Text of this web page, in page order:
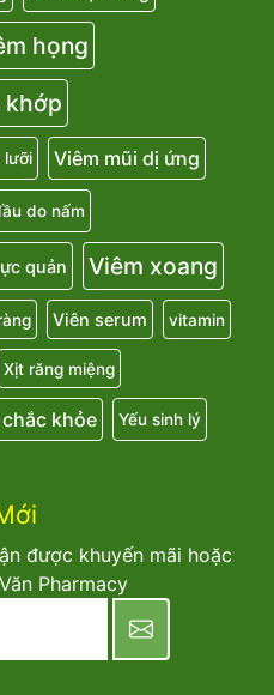
họng
khớp
lưỡi Viêm mũi dị ứng
do nấm
quản Viêm xoang
Viên serum vitamin
Xịt răng miệng
khỏe Yếu sinh lý
được khuyến mãi hoặc
Pharmacy